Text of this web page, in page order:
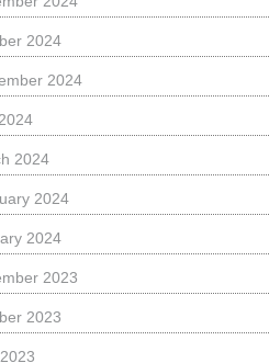
2024
2024
2024
2024
2024
2023
2023